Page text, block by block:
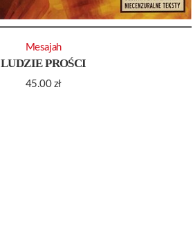
LUDZIE PROŚCI
45.00 zł
Mesajah